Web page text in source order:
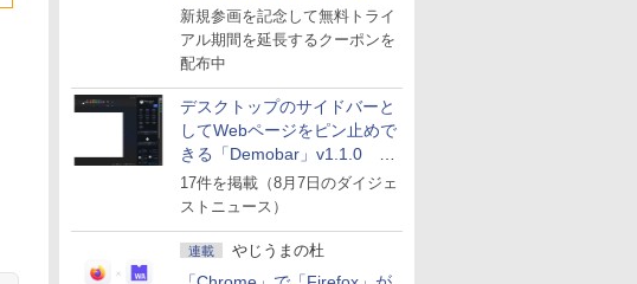
の専門書を拡充
新規参画を記念して無料トライ
アル期間を延長するクーポンを
配布中
デスクトップのサイドバーと
してWebページをピン止めで
きる「Demobar」v1.1.0 ほ
か
17件を掲載（8月7日のダイジェ
ストニュース）
連載 やじうまの杜